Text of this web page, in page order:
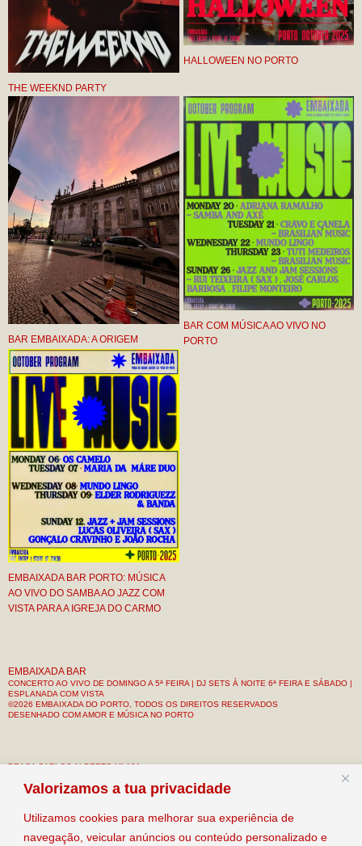
Valorizamos a tua privacidade
Utilizamos cookies para melhorar sua experiência de
navegação, veicular anúncios ou conteúdo personalizado e
THE WEEKND PARTY
HALLOWEEN NO PORTO
BAR EMBAIXADA: A ORIGEM
BAR COM MÚSICA AO VIVO NO
PORTO
EMBAIXADA BAR PORTO: MÚSICA
AO VIVO DO SAMBA AO JAZZ COM
VISTA PARA A IGREJA DO CARMO
EMBAIXADA BAR
CONCERTO AO VIVO DE DOMINGO A 5ª FEIRA | DJ SETS À NOITE 6ª FEIRA E SÁBADO |
ESPLANADA COM VISTA
©2026 EMBAIXADA DO PORTO, TODOS OS DIREITOS RESERVADOS
DESENHADO COM AMOR E MÚSICA NO PORTO
PRAÇA CARLOS ALBERTO Nº 121
PORTO, PORTUGAL
CONTACTO: +351 912 133 034
EMAIL: INFO@EMBAIXADAPORTO.COM